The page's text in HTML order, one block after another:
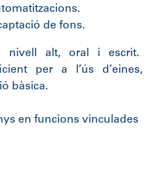
de fons.
nivell alt, oral i escrit.
per a l’ús d’eines,
bàsica.
en funcions vinculades